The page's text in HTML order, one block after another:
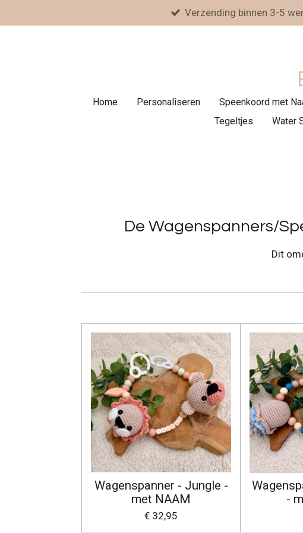
direct
Verzending binnen 3-5
Home Personaliseren Speenkoord met
Tegeltjes
Water
De Wagenspanners/
Dit
Wagenspanner - Jungle -
met NAAM
€ 32,95
-